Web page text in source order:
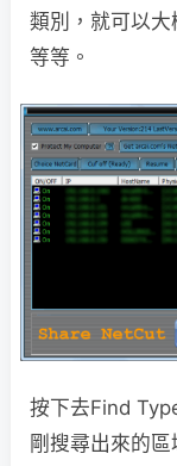
類別，就可以
等等。
按下去Find
剛搜尋出來的